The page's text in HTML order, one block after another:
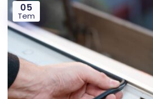
05
Tem